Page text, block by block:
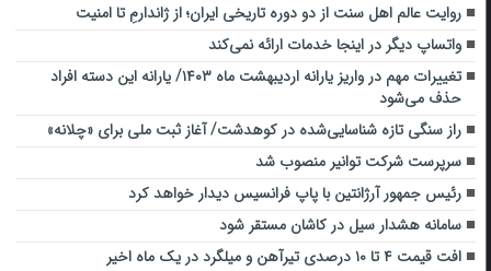
‌روایت ‌عالم اهل‌ سنت از دو دوره تاریخی ایران؛ از ژاندارمِ تا امنیت
واتساپ دیگر در اینجا خدمات ارائه نمی‌کند
تغییرات مهم در واریز یارانه اردیبهشت ماه ۱۴۰۳/ یارانه این دسته افراد
حذف می‌شود
راز سنگی تازه شناسایی‌شده در کوهدشت/ آغاز ثبت ملی برای «چلانه»
سرپرست شرکت توانیر منصوب شد
رئیس جمهور آرژانتین با پاپ فرانسیس دیدار خواهد کرد
سامانه هشدار سیل در کاشان مستقر شود
افت قیمت ۴ تا ۱۰ درصدی تیرآهن و میلگرد در یک ماه اخیر